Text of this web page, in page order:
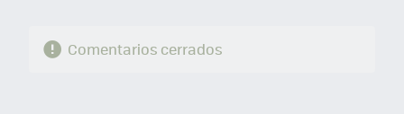
Comentarios cerrados